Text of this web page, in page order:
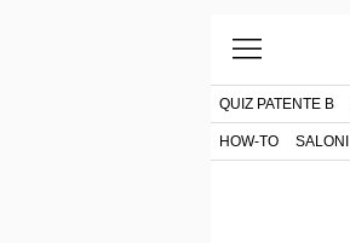
QUIZ PATENTE B
HOW-TO SALONI